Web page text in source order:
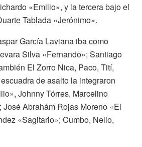
«Emilio», y la tercera bajo el
Tablada «Jerónimo».
García Laviana iba como
Silva «Fernando»; Santiago
El Zorro Nica, Paco, Tití,
de asalto la integraron
Johnny Tórres, Marcelino
Abrahám Rojas Moreno «El
«Sagitario»; Cumbo, Nello,